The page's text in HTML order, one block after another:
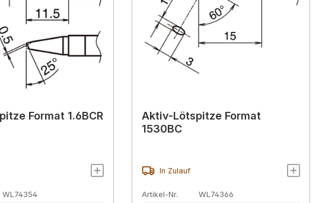
Format 1.6BCR
WL74354
Aktiv-Lötspitze Format
1530BC
In Zulauf
Artikel-Nr. WL74366